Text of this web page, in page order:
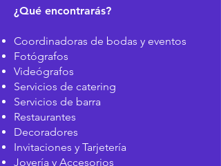
¿Qué encontrarás?
Coordinadoras de bodas y eventos
Fotógrafos
Videógrafos
Servicios de catering
Servicios de barra
Restaurantes
Decoradores
Invitaciones y Tarjetería
Joyería y Accesorios